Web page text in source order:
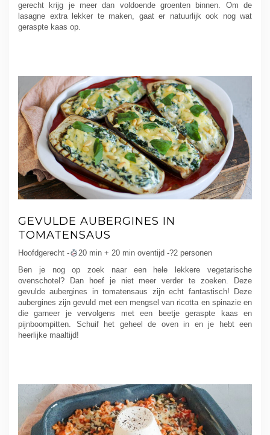
gerecht krijg je meer dan voldoende groenten binnen. Om de
lasagne extra lekker te maken, gaat er natuurlijk ook nog wat
geraspte kaas op.
GEVULDE AUBERGINES IN
TOMATENSAUS
Hoofdgerecht -
20 min + 20 min oventijd -?2 personen
Ben je nog op zoek naar een hele lekkere vegetarische
ovenschotel? Dan hoef je niet meer verder te zoeken. Deze
gevulde aubergines in tomatensaus zijn echt fantastisch! Deze
aubergines zijn gevuld met een mengsel van ricotta en spinazie en
die garneer je vervolgens met een beetje geraspte kaas en
pijnboompitten. Schuif het geheel de oven in en je hebt een
heerlijke maaltijd!